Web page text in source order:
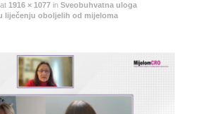
at 1916 × 1077 in Sveobuhvatna uloga
liječenju oboljelih od mijeloma